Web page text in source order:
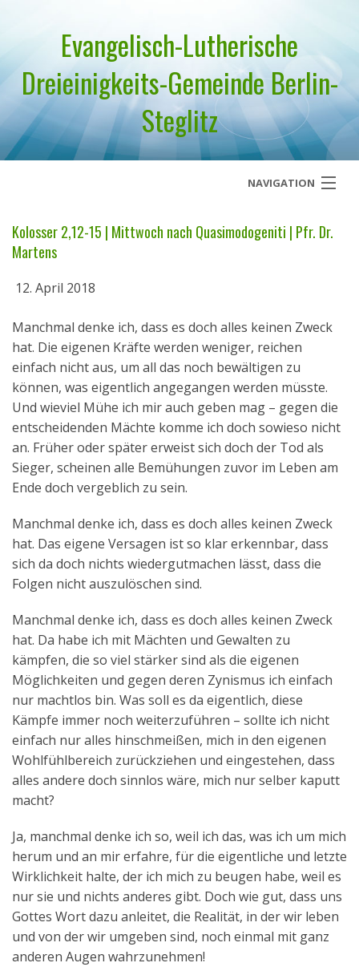
Evangelisch-Lutherische
Dreieinigkeits-Gemeinde Berlin-
Steglitz
NAVIGATION
Über uns
Geistliches Wort
Termine
Aktuelles
Kontakt
English
Kolosser 2,12-15 | Mittwoch nach Quasimodogeniti | Pfr. Dr.
Martens
12. April 2018
Manchmal denke ich, dass es doch alles keinen Zweck
hat. Die eigenen Kräfte werden weniger, reichen
einfach nicht aus, um all das noch bewältigen zu
können, was eigentlich angegangen werden müsste.
Und wieviel Mühe ich mir auch geben mag – gegen die
entscheidenden Mächte komme ich doch sowieso nicht
an. Früher oder später erweist sich doch der Tod als
Sieger, scheinen alle Bemühungen zuvor im Leben am
Ende doch vergeblich zu sein.
Manchmal denke ich, dass es doch alles keinen Zweck
hat. Das eigene Versagen ist so klar erkennbar, dass
sich da doch nichts wiedergutmachen lässt, dass die
Folgen nicht auszulöschen sind.
Manchmal denke ich, dass es doch alles keinen Zweck
hat. Da habe ich mit Mächten und Gewalten zu
kämpfen, die so viel stärker sind als die eigenen
Möglichkeiten und gegen deren Zynismus ich einfach
nur machtlos bin. Was soll es da eigentlich, diese
Kämpfe immer noch weiterzuführen – sollte ich nicht
einfach nur alles hinschmeißen, mich in den eigenen
Wohlfühlbereich zurückziehen und eingestehen, dass
alles andere doch sinnlos wäre, mich nur selber kaputt
macht?
Ja, manchmal denke ich so, weil ich das, was ich um mich
herum und an mir erfahre, für die eigentliche und letzte
Wirklichkeit halte, der ich mich zu beugen habe, weil es
nur sie und nichts anderes gibt. Doch wie gut, dass uns
Gottes Wort dazu anleitet, die Realität, in der wir leben
und von der wir umgeben sind, noch einmal mit ganz
anderen Augen wahrzunehmen!